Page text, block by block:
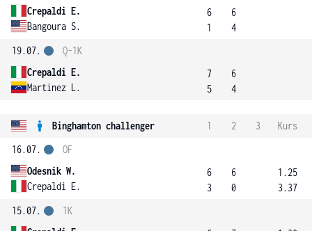
Crepaldi E.
Bangoura S.
6
1
6
4
19.07.
Crepaldi E.
Martinez L.
Q-1K
7
5
6
4
Binghamton challenger 1 2 3
Kurs
16.07.
Odesnik W.
Crepaldi E.
OF
6
3
6
0
1.25
3.37
15.07.
1K